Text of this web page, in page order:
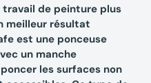
travail de peinture plus
meilleur résultat
est une ponceuse
un manche
les surfaces non